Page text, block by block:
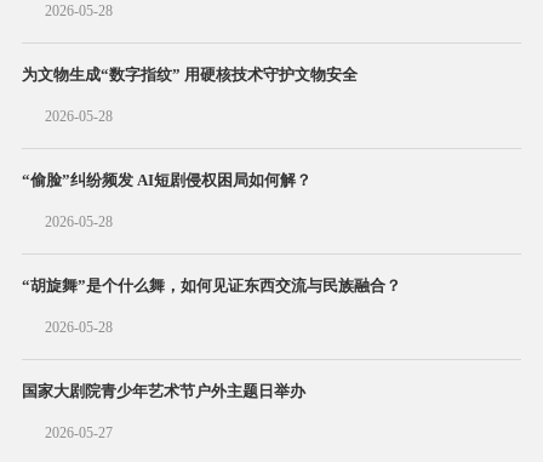
2026-05-28
为文物生成“数字指纹” 用硬核技术守护文物安全
2026-05-28
“偷脸”纠纷频发 AI短剧侵权困局如何解？
2026-05-28
“胡旋舞”是个什么舞，如何见证东西交流与民族融合？
2026-05-28
国家大剧院青少年艺术节户外主题日举办
2026-05-27